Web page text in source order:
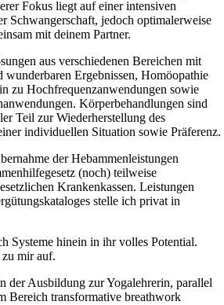
Fokus liegt auf einer intensiven
Schwangerschaft, jedoch optimalerweise
mit deinem Partner.
aus verschiedenen Bereichen mit
wunderbaren Ergebnissen, Homöopathie
zu Hochfrequenzanwendungen sowie
Körperbehandlungen sind
Teil zur Wiederherstellung des
individuellen Situation sowie Präferenz.
der Hebammenleistungen
(noch) teilweise
Krankenkassen. Leistungen
stelle ich privat in
Systeme hinein in ihr volles Potential.
mir auf.
der Ausbildung zur Yogalehrerin, parallel
Bereich transformative breathwork